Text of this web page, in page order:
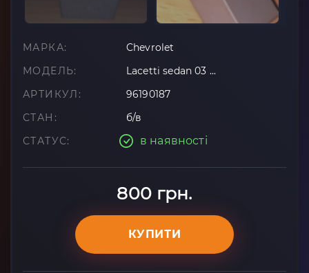
МАРКА:
Chevrolet
МОДЕЛЬ:
Lacetti sedan 03 ...
АРТИКУЛ:
96190187
СТАН:
б/в
СТАТУС:
в наявності
800 грн.
КУПИТИ